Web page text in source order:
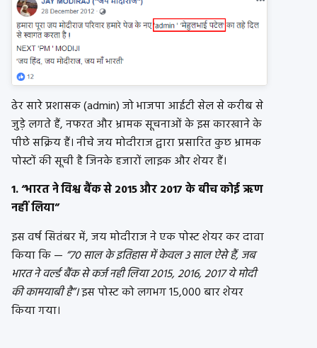
ढेर सारे प्रशासक (admin) जो भाजपा आईटी सेल से करीब से
जुड़े लगते हैं, नफरत और भ्रामक सूचनाओं के इस कारखाने के
पीछे सक्रिय हैं। नीचे जय मोदीराज द्वारा प्रसारित कुछ भ्रामक
पोस्टों की सूची है जिनके हजारों लाइक और शेयर हैं।
1. “भारत ने विश्व बैंक से 2015 और 2017 के बीच कोई ऋण
नहीं लिया”
इस वर्ष सितंबर में, जय मोदीराज ने एक पोस्ट शेयर कर दावा
किया कि — “70 साल के इतिहास में केवल 3 साल ऐसे हैं, जब
भारत ने वर्ल्ड बैंक से कर्ज नही लिया 2015, 2016, 2017 ये मोदी
की कामयाबी है”।इस पोस्ट को लगभग 15,000 बार शेयर
किया गया।